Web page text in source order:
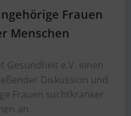
Frauen
Menschen
Gesundheit e.V. einen
Diskussion und
Frauen suchtkranker
an.